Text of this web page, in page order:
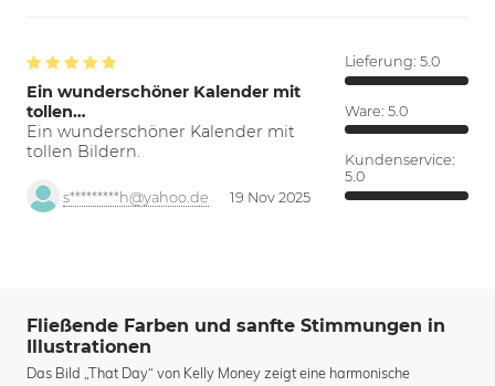
Ein wunderschöner Kalender mit
tollen…
Ein wunderschöner Kalender mit
tollen Bildern.
s*********h@yahoo.de 19 Nov 2025
Lieferung: 5.0
Ware: 5.0
Kundenservice:
5.0
Fließende Farben und sanfte Stimmungen in
Illustrationen
Das Bild „That Day“ von Kelly Money zeigt eine harmonische